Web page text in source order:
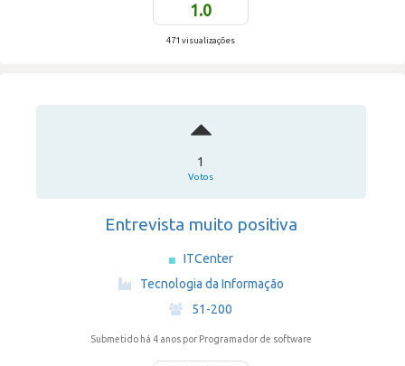
1.0
471 visualizações
1
Votos
Entrevista muito positiva
ITCenter
Tecnologia da Informação
·
51-200
Submetido há 4 anos por Programador de software